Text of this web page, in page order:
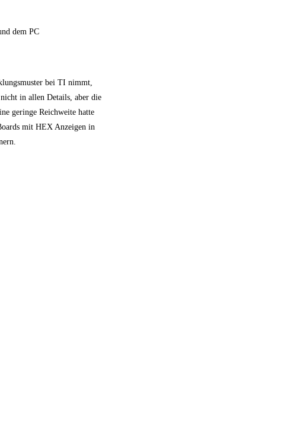
dem PC
bei TI nimmt,
in allen Details, aber die
geringe Reichweite hatte
mit HEX Anzeigen in